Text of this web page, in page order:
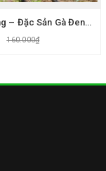
Gà H’Mông – Đặc Sản Gà Đen Bổ Dưỡng, Thịt Ngon Chuẩn Núi Rừng
160.000₫